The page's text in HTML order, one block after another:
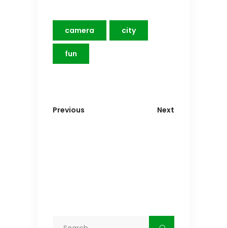
camera city
fun
Previous Next